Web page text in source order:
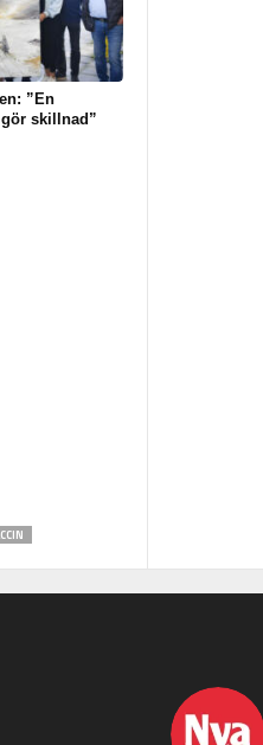
”En
skillnad”